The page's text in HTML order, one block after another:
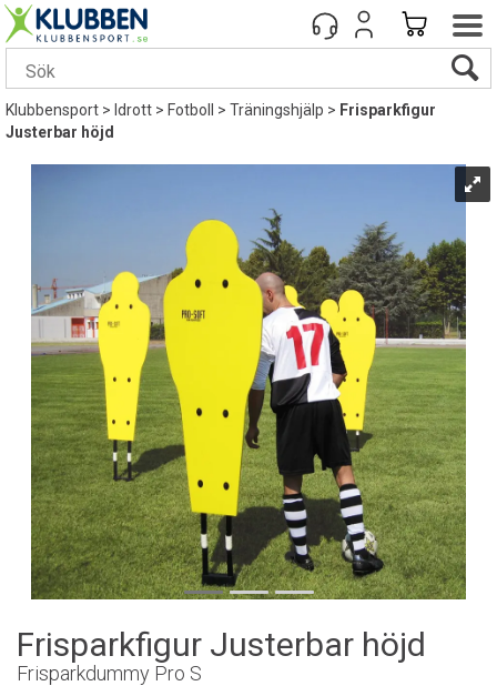
Klubbensport> Idrott>Fotboll >Träningshjälp> Frisparkfigur
Justerbar höjd
Frisparkfigur Justerbar höjd
Frisparkdummy Pro S